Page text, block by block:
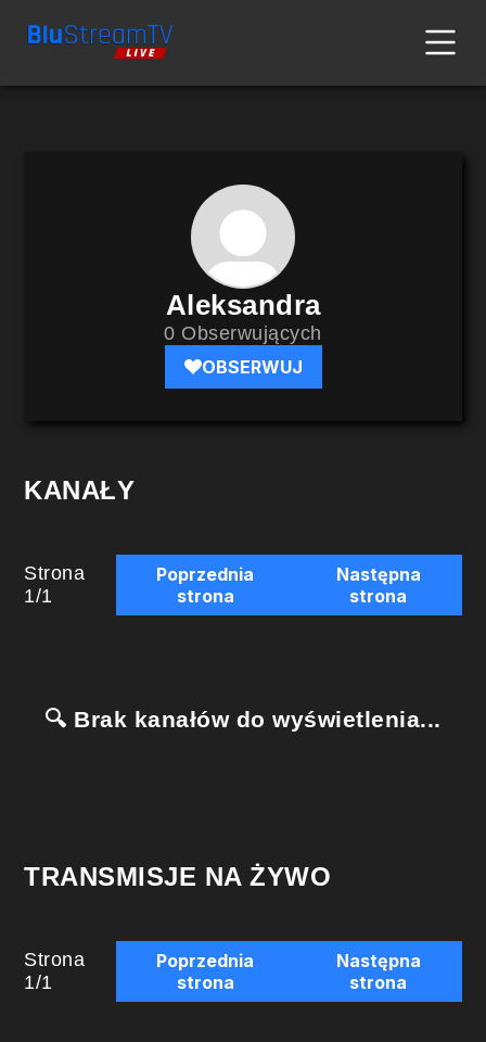
Aleksandra
0 Obserwujących
OBSERWUJ
KANAŁY
Strona
1/1
Poprzednia
strona
Następna
strona
🔍 Brak kanałów do wyświetlenia...
TRANSMISJE NA ŻYWO
Strona
1/1
Poprzednia
strona
Następna
strona